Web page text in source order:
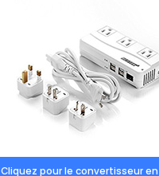
Cliquez pour le convertisseur en